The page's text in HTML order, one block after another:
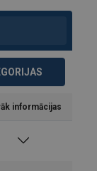
informācijas